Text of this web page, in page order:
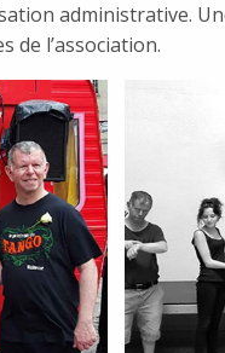
administrative.
de l’association.